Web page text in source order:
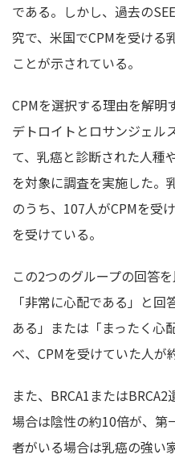
である。しかし、過去の
究で、米国でCPMを受ける
ことが示されている。
CPMを選択する理由を解明
デトロイトとロサンジェル
て、乳癌と診断された人種
を対象に調査を実施した。
のうち、107人がCPMを受
を受けている。
この2つのグループの回答
「非常に心配である」と
ある」または「まったく心
べ、CPMを受けていた人が
また、BRCA1または
場合は陰性の約10倍が、第
者がいる場合は乳癌の強い